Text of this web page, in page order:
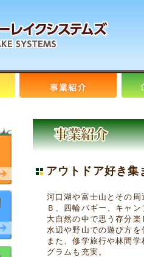
アウトドア好き集
河口湖や富士山とその
Ｂ、四輪バギー、キャ
大自然の中で思う存分
水辺や野山での遊び方を
また、修学旅行や林間
グラムも充実。